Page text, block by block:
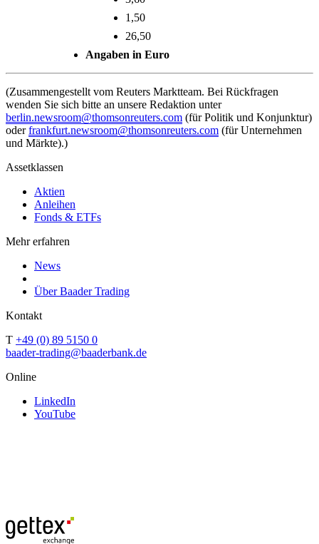
1,50
26,50
Angaben in Euro
(Zusammengestellt vom Reuters Marktteam. Bei Rückfragen
wenden Sie sich bitte an unsere Redaktion unter
berlin.newsroom@thomsonreuters.com (für Politik und Konjunktur)
oderfrankfurt.newsroom@thomsonreuters.com (für Unternehmen
und Märkte).)
Assetklassen
Aktien
Anleihen
Fonds & ETFs
Mehr erfahren
News
Über Baader Trading
Kontakt
T +49 (0) 89 5150 0
baader-trading@baaderbank.de
Online
LinkedIn
YouTube